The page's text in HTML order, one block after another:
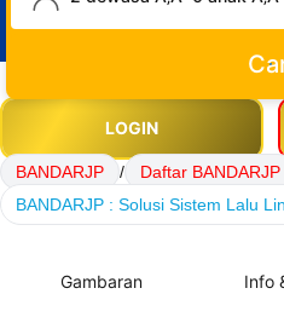
LOGIN
BANDARJP / Daftar BANDARJP
BANDARJP : Solusi Sistem Lalu
Gambaran Info